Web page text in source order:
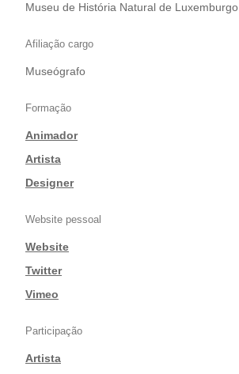
Museu de História Natural de Luxemburgo
Afiliação cargo
Museógrafo
Formação
Animador
|Artista
|Designer
Website pessoal
Website
|Twitter
|Vimeo
Participação
Artista